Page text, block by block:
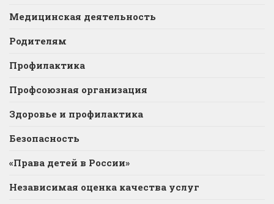
Медицинская деятельность
Родителям
Профилактика
Профсоюзная организация
Здоровье и профилактика
Безопасность
«Права детей в России»
Независимая оценка качества услуг